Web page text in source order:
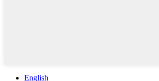
English